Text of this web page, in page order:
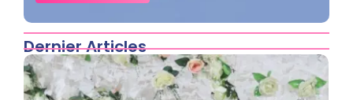
Dernier Articles